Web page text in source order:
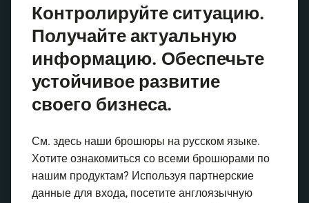
Контролируйте ситуацию.
Получайте актуальную
информацию. Обеспечьте
устойчивое развитие
своего бизнеса.
См. здесь наши брошюры на русском языке.
Хотите ознакомиться со всеми брошюрами по
нашим продуктам? Используя партнерские
данные для входа, посетите англоязычную